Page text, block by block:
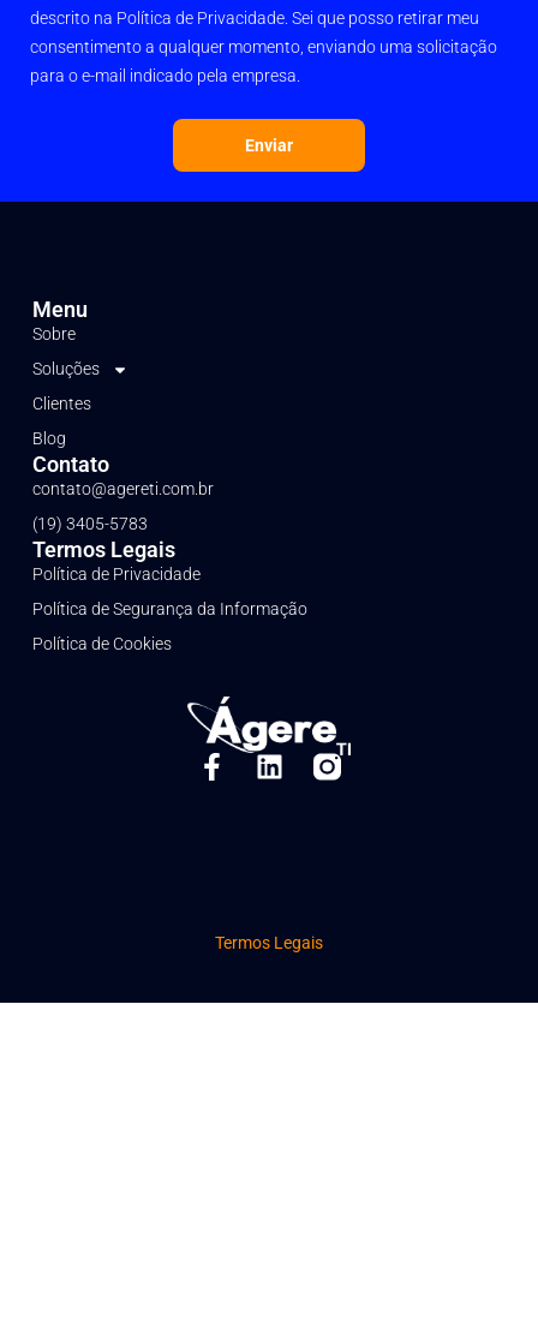
descrito na Política de Privacidade. Sei que posso retirar meu
consentimento a qualquer momento, enviando uma solicitação
para o e-mail indicado pela empresa.
Enviar
Menu
Sobre
Soluções
Clientes
Blog
Contato
contato@agereti.com.br
(19) 3405-5783
Termos Legais
Política de Privacidade
Política de Segurança da Informação
Política de Cookies
Termos Legais